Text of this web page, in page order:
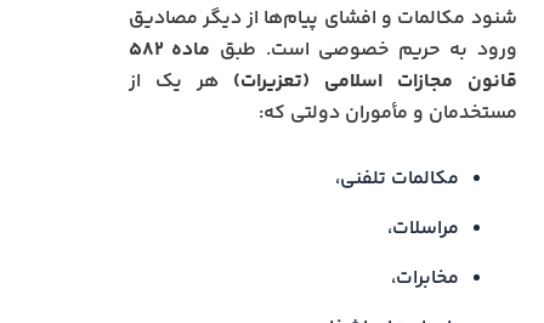
شنود مکالمات و افشای پیام‌ها از دیگر مصادیق
ورود به حریم خصوصی است. طبق
ماده ۵۸۲
قانون مجازات اسلامی (تعزیرات)هر یک از
مستخدمان و مأموران دولتی که:
مکالمات تلفنی،
مراسلات،
مخابرات،